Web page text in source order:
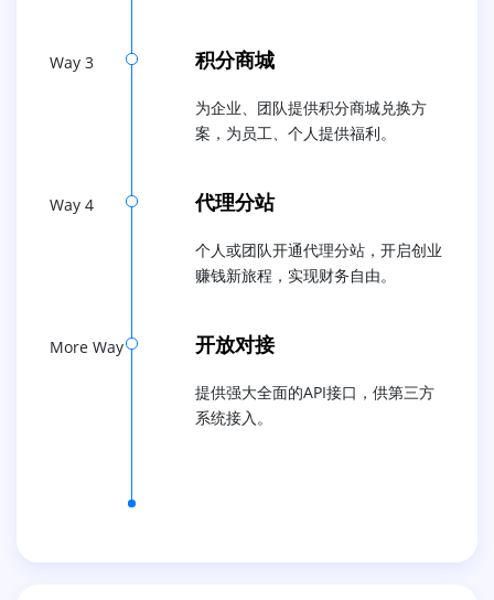
Way 3 积分商城
为企业、团队提供积分商城兑换方
案，为员工、个人提供福利。
Way 4 代理分站
个人或团队开通代理分站，开启创业
赚钱新旅程，实现财务自由。
More Way 开放对接
提供强大全面的API接口，供第三方
系统接入。